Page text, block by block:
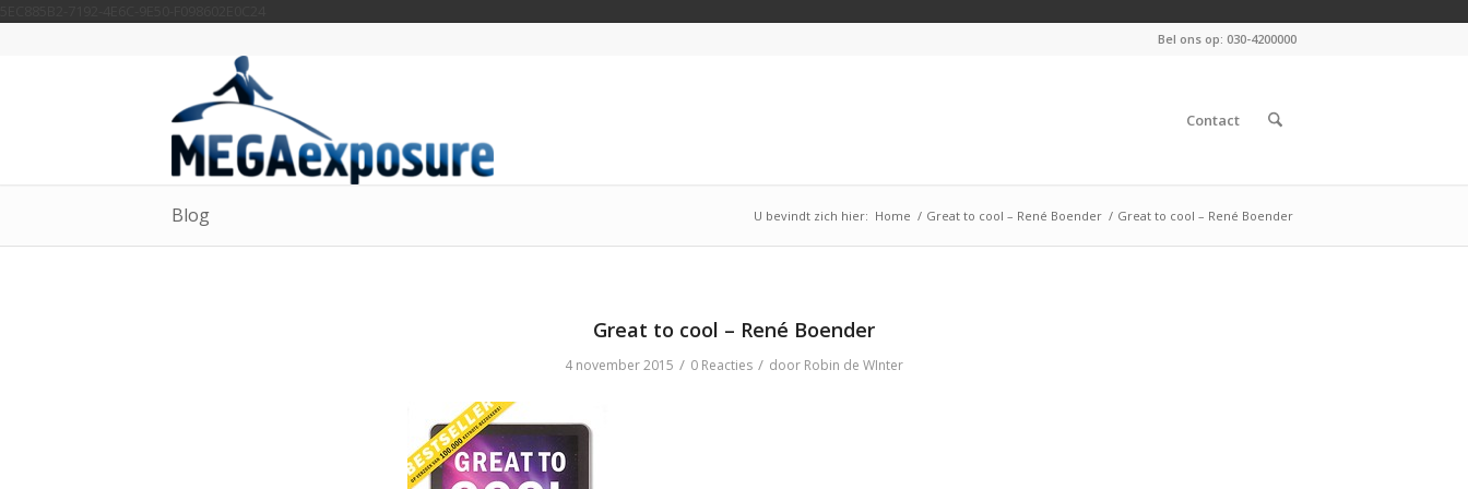
Bel ons op: 030-4200000
Contact
Blog U bevindt zich hier: Home / Great to cool – René Boender / Great to cool – René Boender
Great to cool – René Boender
4 november 2015 / 0 Reacties / door Robin de WInter